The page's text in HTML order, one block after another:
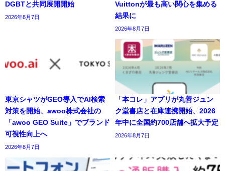
DGBTと共同展開開始
2026年8月7日
Vuittonが最も高い関心を集める
結果に
2026年8月7日
東京シャツがGEO導入でAI検索
対策を開始、awoo株式会社の
「awoo GEO Suite」でブランド
可視性向上へ
2026年8月7日
「本コレ」アプリが丸善ジュン
ク堂書店と在庫連携開始、2026
年中に全国約700店舗へ拡大予定
2026年8月7日